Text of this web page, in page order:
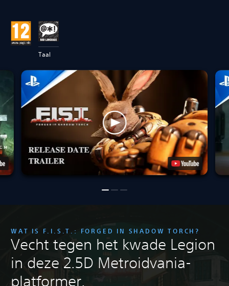
Taal
WAT IS F.I.S.T.: FORGED IN SHADOW TORCH?
Vecht tegen het kwade Legion
in deze 2.5D Metroidvania-
platformer.